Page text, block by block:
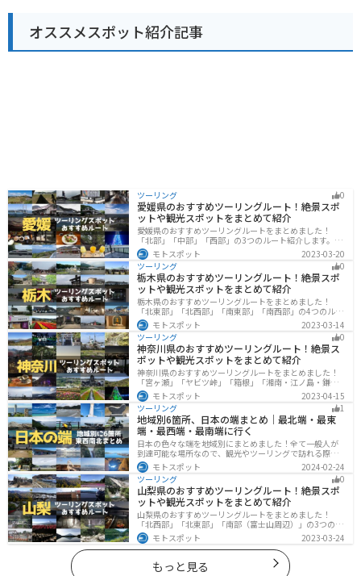
きます。少し足を延ばせば、周南市の観光スポットであ
る「徳山動物園」や「周南市美術博物館」にもアクセス
できます。
オススメスポット紹介記事
ツーリング 0
愛媛県のおすすめツーリングルート！絶景スポ
ットや観光スポットをまとめて紹介
愛媛県のおすすめツーリングルートをまとめました！
「北部」「中部」「西部」の3つのルート紹介します。山
や海といった自然だけでなく、気軽に渡れる島もあり
様々な楽しみ方ができます。バイクで愛媛県にツーリン
グに行く際は参考にしてください。
モトスポット
2023-03-20
ツーリング
0
栃木県のおすすめツーリングルート！絶景スポ
ットや観光スポットをまとめて紹介
栃木県のおすすめツーリングルートをまとめました！
「北東部」「北西部」「南東部」「南西部」の4つのルー
ト紹介します。日本を代表する神社や広大な山や滝、湖
などを歴史や自然を満喫するツーリングができます。バ
イクで栃木県にツーリングに行く際は参考にしてくださ
い。
モトスポット
2023-03-14
ツーリング
0
神奈川県のおすすめツーリングルート！絶景ス
ポットや観光スポットをまとめて紹介
神奈川県のおすすめツーリングルートをまとめました！
「宮ヶ瀬」「ヤビツ峠」「箱根」「湘南・江ノ島・鎌
倉」「三浦」「みなとみらい」の6つのルート紹介しま
す。自然豊かなスポット、歴史ある観光名所、都市部で
楽しめるツーリングスポットまで多数あります。バイク
で神奈川県にツーリングに行く際は参考にしてくださ
い。
モトスポット
2023-04-15
ツーリング
1
地域別6箇所、日本の端まとめ｜最北端・最東
端・最西端・最南端に行く
日本の色々な端を地域別にまとめました！全て一般人が
到達可能な場所なので、観光やツーリングで訪れる際の
参考にしてください。
モトスポット
2024-02-24
ツーリング
0
山梨県のおすすめツーリングルート！絶景スポ
ットや観光スポットをまとめて紹介
山梨県のおすすめツーリングルートをまとめました！
「北西部」「北東部」「南部（富士山周辺）」の3つのル
ート紹介します。富士山を中心に自然豊かな景色や食事
を楽しめるスポットが多数あります。バイクで山梨県に
ツーリングに行く際は参考にしてください。
モトスポット 2023-03-24
もっと見る